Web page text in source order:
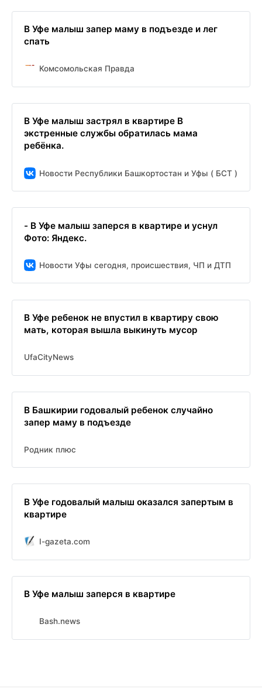
В Уфе малыш запер маму в подъезде и лег
спать
Комсомольская Правда
В Уфе малыш застрял в квартире В
экстренные службы обратилась мама
ребёнка.
Новости Республики Башкортостан и Уфы ( БСТ )
- В Уфе малыш заперся в квартире и уснул
Фото: Яндекс.
Новости Уфы сегодня, происшествия, ЧП и ДТП
В Уфе ребенок не впустил в квартиру свою
мать, которая вышла выкинуть мусор
UfaCityNews
В Башкирии годовалый ребенок случайно
запер маму в подъезде
Родник плюс
В Уфе годовалый малыш оказался запертым в
квартире
I-gazeta.com
В Уфе малыш заперся в квартире
Bash.news